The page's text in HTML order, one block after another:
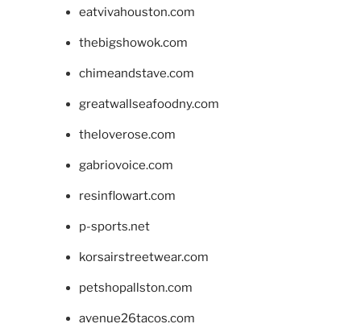
eatvivahouston.com
thebigshowok.com
chimeandstave.com
greatwallseafoodny.com
theloverose.com
gabriovoice.com
resinflowart.com
p-sports.net
korsairstreetwear.com
petshopallston.com
avenue26tacos.com